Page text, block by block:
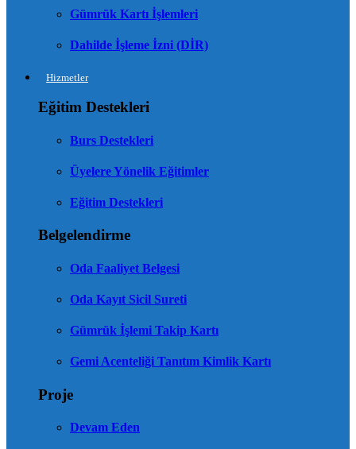
Gümrük Kartı İşlemleri
Dahilde İşleme İzni (DİR)
Hizmetler
Eğitim Destekleri
Burs Destekleri
Üyelere Yönelik Eğitimler
Eğitim Destekleri
Belgelendirme
Oda Faaliyet Belgesi
Oda Kayıt Sicil Sureti
Gümrük İşlemi Takip Kartı
Gemi Acenteliği Tanıtım Kimlik Kartı
Proje
Devam Eden